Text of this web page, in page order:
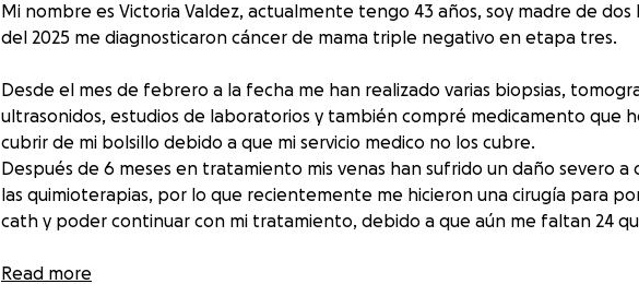
Mi nombre es Victoria Valdez, actualmente tengo 43 años, soy madre de
del 2025 me diagnosticaron cáncer de mama triple negativo en etapa tres.
Desde el mes de febrero a la fecha me han realizado varias biopsias,
ultrasonidos, estudios de laboratorios y también compré medicamento que
cubrir de mi bolsillo debido a que mi servicio medico no los cubre.
Después de 6 meses en tratamiento mis venas han sufrido un daño severo a
las quimioterapias, por lo que recientemente me hicieron una cirugía para
cath y poder continuar con mi tratamiento, debido a que aún me faltan 24
Justo cuando me dieron el diagnostico, estaba en proceso de compra de una
Read more